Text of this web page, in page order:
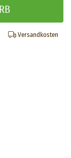
Versandkosten